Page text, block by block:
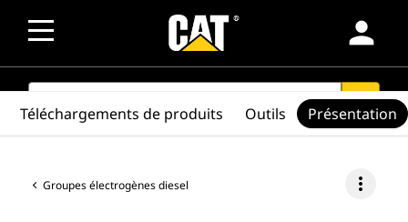
person
SEARCH search
Groupes électrogènes diesel more_vert
Téléchargements de produits Outils Présentation